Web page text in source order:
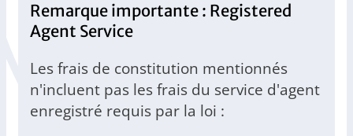
Remarque importante : Registered
Agent Service
Les frais de constitution mentionnés
n'incluent pas les frais du service d'agent
enregistré requis par la loi :